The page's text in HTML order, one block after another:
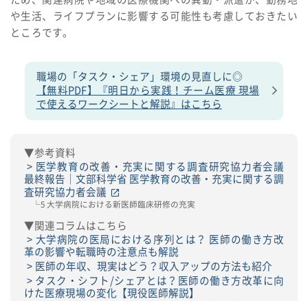
や生活、ライフプランに影響する可能性も考慮しておきたい
ところです。
職場の「タスク・シェア」環境の見直しに◎
【無料PDF】『明日から実践！チーム医療 現場
で使えるワークシートと解説』はこちら
▼参考資料
医学教育の改善・充実に関する調査研究協力者会議
最終報告｜文部科学省 医学教育の改善・充実に関する調
査研究協力者会議
└5 大学病院における新医師臨床研修の充実
▼関連コラムはこちら
大学病院の医局における序列とは？ 医師の働き方改
革の影響や転職時の注意点も解説
医師の年収、現実はどう？収入アップの方法も紹介
タスク・シフト/シェアとは？医師の働き方改革に向
けた医療現場の変化【現役医師解説】